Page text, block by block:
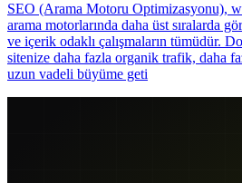
SEO (Arama Motoru Optimizasyonu),
arama motorlarında daha üst sıralarda
ve içerik odaklı çalışmaların tümüdür.
sitenize daha fazla organik trafik, daha
uzun vadeli büyüme geti